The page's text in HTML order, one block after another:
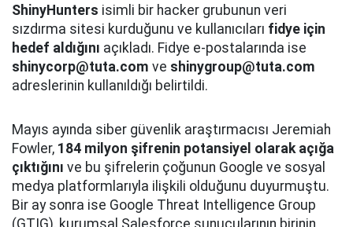
ShinyHunters isimli bir hacker grubunun veri
sızdırma sitesi kurduğunu ve kullanıcıları fidye için
hedef aldığını açıkladı. Fidye e-postalarında ise
shinycorp@tuta.com ve shinygroup@tuta.com
adreslerinin kullanıldığı belirtildi.
Mayıs ayında siber güvenlik araştırmacısı Jeremiah
Fowler, 184 milyon şifrenin potansiyel olarak açığa
çıktığını ve bu şifrelerin çoğunun Google ve sosyal
medya platformlarıyla ilişkili olduğunu duyurmuştu.
Bir ay sonra ise Google Threat Intelligence Group
(GTIG), kurumsal Salesforce sunucularının birinin